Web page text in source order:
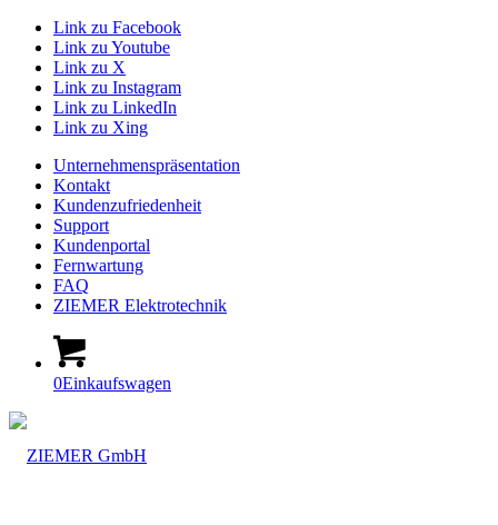
Link zu Facebook
Link zu Youtube
Link zu X
Link zu Instagram
Link zu LinkedIn
Link zu Xing
Unternehmenspräsentation
Kontakt
Kundenzufriedenheit
Support
Kundenportal
Fernwartung
FAQ
ZIEMER Elektrotechnik
0Einkaufswagen